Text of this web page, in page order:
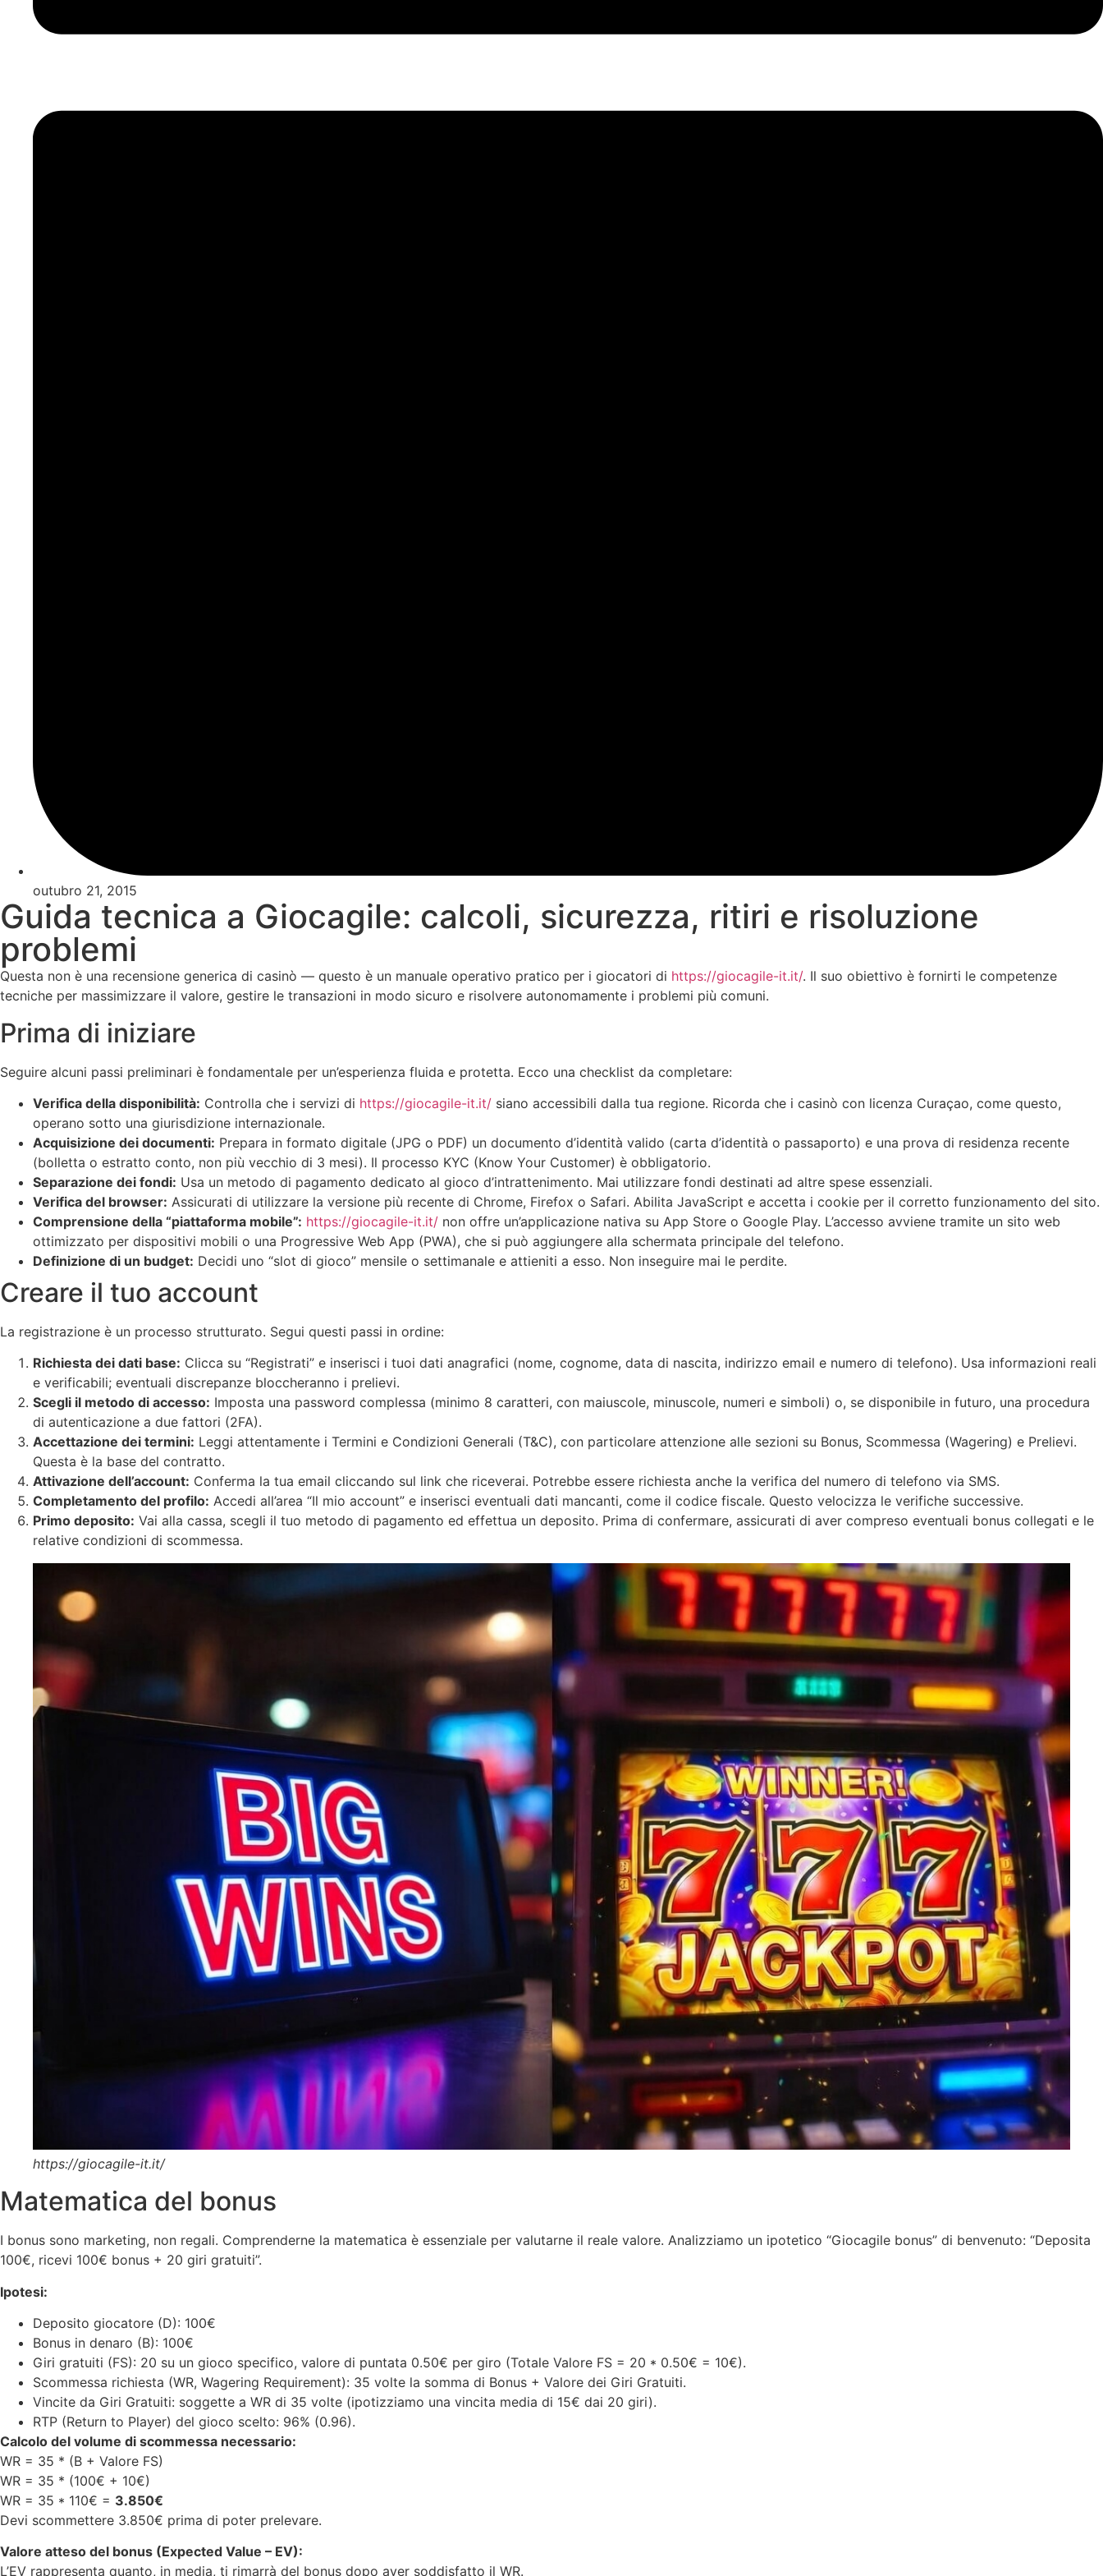
outubro 21, 2015
Guida tecnica a Giocagile: calcoli, sicurezza, ritiri e risoluzione
problemi
Questa non è una recensione generica di casinò — questo è un manuale operativo pratico per i giocatori di https://giocagile-it.it/. Il suo obiettivo è fornirti le competenze
tecniche per massimizzare il valore, gestire le transazioni in modo sicuro e risolvere autonomamente i problemi più comuni.
Prima di iniziare
Seguire alcuni passi preliminari è fondamentale per un’esperienza fluida e protetta. Ecco una checklist da completare:
Verifica della disponibilità: Controlla che i servizi di https://giocagile-it.it/ siano accessibili dalla tua regione. Ricorda che i casinò con licenza Curaçao, come questo,
operano sotto una giurisdizione internazionale.
Acquisizione dei documenti: Prepara in formato digitale (JPG o PDF) un documento d’identità valido (carta d’identità o passaporto) e una prova di residenza recente
(bolletta o estratto conto, non più vecchio di 3 mesi). Il processo KYC (Know Your Customer) è obbligatorio.
Separazione dei fondi: Usa un metodo di pagamento dedicato al gioco d’intrattenimento. Mai utilizzare fondi destinati ad altre spese essenziali.
Verifica del browser: Assicurati di utilizzare la versione più recente di Chrome, Firefox o Safari. Abilita JavaScript e accetta i cookie per il corretto funzionamento del sito.
Comprensione della “piattaforma mobile”: https://giocagile-it.it/ non offre un’applicazione nativa su App Store o Google Play. L’accesso avviene tramite un sito web
ottimizzato per dispositivi mobili o una Progressive Web App (PWA), che si può aggiungere alla schermata principale del telefono.
Definizione di un budget: Decidi uno “slot di gioco” mensile o settimanale e attieniti a esso. Non inseguire mai le perdite.
Creare il tuo account
La registrazione è un processo strutturato. Segui questi passi in ordine:
Richiesta dei dati base: Clicca su “Registrati” e inserisci i tuoi dati anagrafici (nome, cognome, data di nascita, indirizzo email e numero di telefono). Usa informazioni reali
e verificabili; eventuali discrepanze bloccheranno i prelievi.
Scegli il metodo di accesso: Imposta una password complessa (minimo 8 caratteri, con maiuscole, minuscole, numeri e simboli) o, se disponibile in futuro, una procedura
di autenticazione a due fattori (2FA).
Accettazione dei termini: Leggi attentamente i Termini e Condizioni Generali (T&C), con particolare attenzione alle sezioni su Bonus, Scommessa (Wagering) e Prelievi.
Questa è la base del contratto.
Attivazione dell’account: Conferma la tua email cliccando sul link che riceverai. Potrebbe essere richiesta anche la verifica del numero di telefono via SMS.
Completamento del profilo: Accedi all’area “Il mio account” e inserisci eventuali dati mancanti, come il codice fiscale. Questo velocizza le verifiche successive.
Primo deposito: Vai alla cassa, scegli il tuo metodo di pagamento ed effettua un deposito. Prima di confermare, assicurati di aver compreso eventuali bonus collegati e le
relative condizioni di scommessa.
https://giocagile-it.it/
Matematica del bonus
I bonus sono marketing, non regali. Comprenderne la matematica è essenziale per valutarne il reale valore. Analizziamo un ipotetico “Giocagile bonus” di benvenuto: “Deposita
100€, ricevi 100€ bonus + 20 giri gratuiti”.
Ipotesi:
Deposito giocatore (D): 100€
Bonus in denaro (B): 100€
Giri gratuiti (FS): 20 su un gioco specifico, valore di puntata 0.50€ per giro (Totale Valore FS = 20 * 0.50€ = 10€).
Scommessa richiesta (WR, Wagering Requirement): 35 volte la somma di Bonus + Valore dei Giri Gratuiti.
Vincite da Giri Gratuiti: soggette a WR di 35 volte (ipotizziamo una vincita media di 15€ dai 20 giri).
RTP (Return to Player) del gioco scelto: 96% (0.96).
Calcolo del volume di scommessa necessario:
WR = 35 * (B + Valore FS)
WR = 35 * (100€ + 10€)
WR = 35 * 110€ = 3.850€
Devi scommettere 3.850€ prima di poter prelevare.
Valore atteso del bonus (Expected Value – EV):
L’EV rappresenta quanto, in media, ti rimarrà del bonus dopo aver soddisfatto il WR.